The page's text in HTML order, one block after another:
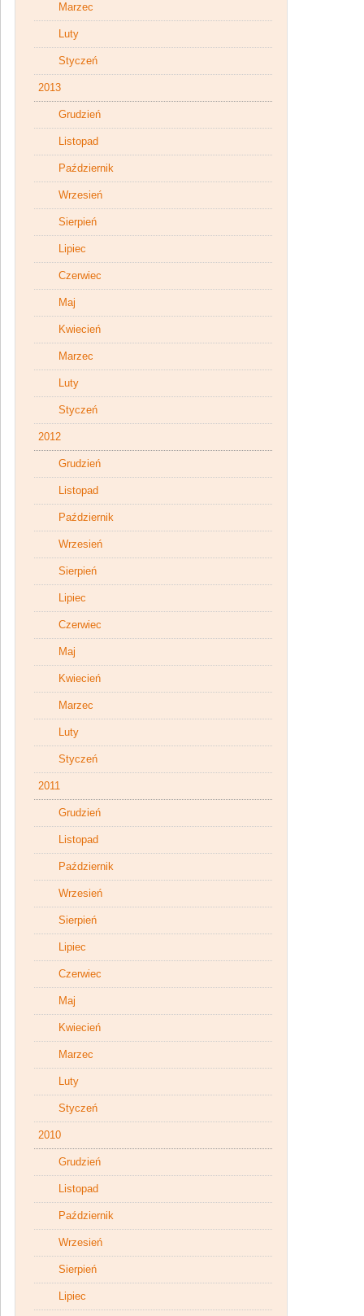
Marzec
Luty
Styczeń
2013
Grudzień
Listopad
Październik
Wrzesień
Sierpień
Lipiec
Czerwiec
Maj
Kwiecień
Marzec
Luty
Styczeń
2012
Grudzień
Listopad
Październik
Wrzesień
Sierpień
Lipiec
Czerwiec
Maj
Kwiecień
Marzec
Luty
Styczeń
2011
Grudzień
Listopad
Październik
Wrzesień
Sierpień
Lipiec
Czerwiec
Maj
Kwiecień
Marzec
Luty
Styczeń
2010
Grudzień
Listopad
Październik
Wrzesień
Sierpień
Lipiec